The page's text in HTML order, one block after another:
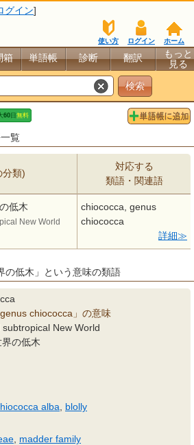
グイン]
ホーム
ログイン
使い方
箱 単語帳 診断 翻訳
もっと
見る
覧
分類)
対応する
類語・関連語
低木
New World
chiococca, genus
chiococca
詳細
の低木」という意味の類語
chiococca」の意味
New World
の低木
alba
blolly
madder family